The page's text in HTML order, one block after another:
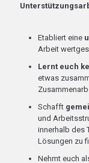
Etabliert eine
Arbeit
Lernt euch
etwas
Schafft
und
innerhalb des
Lösungen zu
Nehmt euch